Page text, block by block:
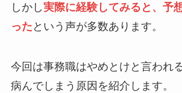
しかし実際に経験してみると、予
った という声が多数あります。
今回は事務職はやめとけと言われ
病んでしまう原因を紹介します。